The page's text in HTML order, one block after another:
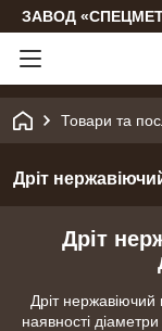
ЗАВОД
Товари та
Дріт
Дріт
Дріт нержавіючий
наявності